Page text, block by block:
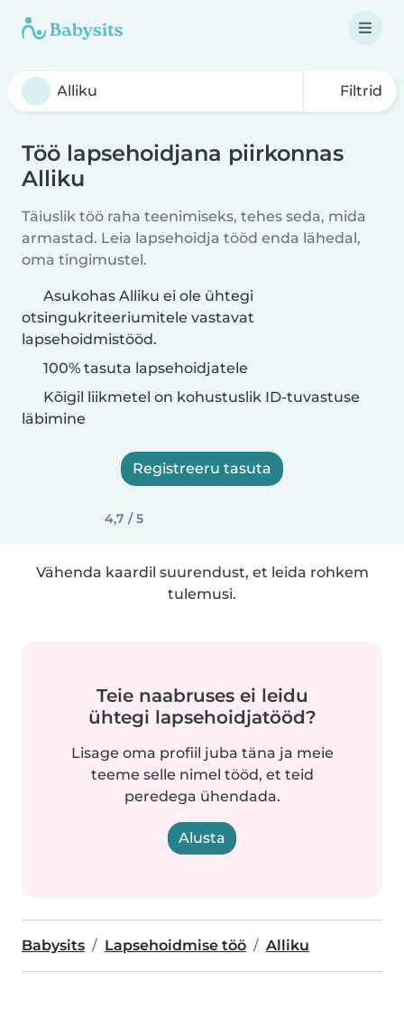
Filtrid
Töö lapsehoidjana piirkonnas
Alliku
Täiuslik töö raha teenimiseks, tehes seda, mida
armastad. Leia lapsehoidja tööd enda lähedal,
oma tingimustel.
Asukohas Alliku ei ole ühtegi
otsingukriteeriumitele vastavat
lapsehoidmistööd.
100% tasuta lapsehoidjatele
Kõigil liikmetel on kohustuslik ID-tuvastuse
läbimine
Registreeru tasuta
4,7 / 5
Vähenda kaardil suurendust, et leida rohkem
tulemusi.
Teie naabruses ei leidu
ühtegi lapsehoidjatööd?
Lisage oma profiil juba täna ja meie
teeme selle nimel tööd, et teid
peredega ühendada.
Alusta
Babysits Lapsehoidmise töö Alliku